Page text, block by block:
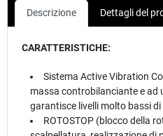
Descrizione Dettagli del
CARATTERISTICHE:
Sistema Active Vibration
massa controbilanciante e ad
garantisce livelli molto bassi
ROTOSTOP (blocco della